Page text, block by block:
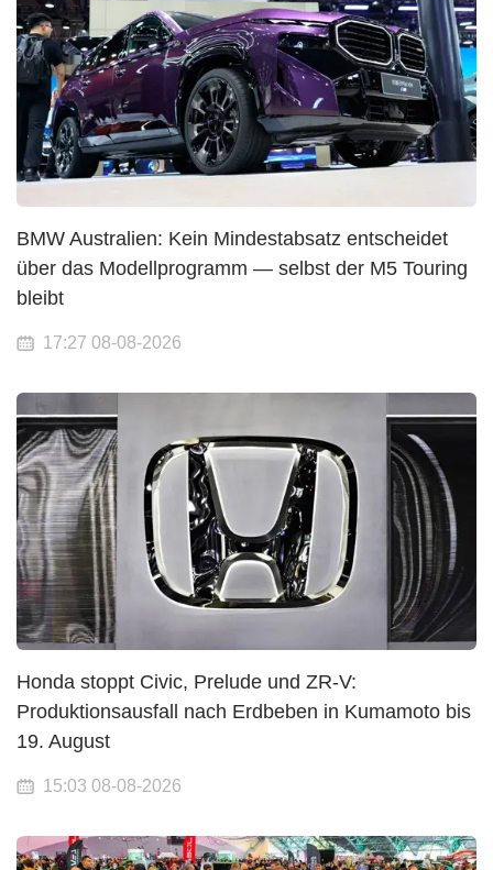
BMW Australien: Kein Mindestabsatz entscheidet
über das Modellprogramm — selbst der M5 Touring
bleibt
17:27 08-08-2026
Honda stoppt Civic, Prelude und ZR-V:
Produktionsausfall nach Erdbeben in Kumamoto bis
19. August
15:03 08-08-2026